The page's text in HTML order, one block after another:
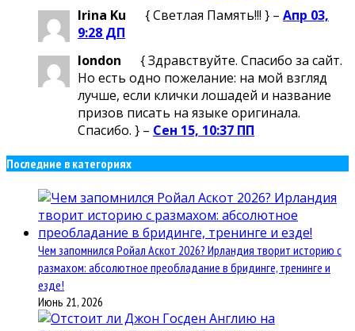
Irina Ku
{ Светлая Память!!! } – Апр 03,
9:28 ДП
london
{ Здравствуйте. Спасибо за сайт.
Но есть одно пожелание: на мой взгляд
лучше, если клички лошадей и название
призов писать на языке оригинала.
Спасибо. } – Сен 15, 10:37 ПП
Последние в категориях
Чем запомнился Ройал Аскот 2026? Ирландия творит историю с
размахом: абсолютное преобладание в бридинге, тренинге и
езде!
Июнь 21, 2026